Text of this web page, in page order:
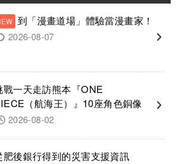
到「漫畫道場」體驗當漫畫家！
2026-08-07
戰一天走訪熊本『ONE
（航海王）』10座角色銅像
2026-08-02
肥後銀行得到的災害支援資訊